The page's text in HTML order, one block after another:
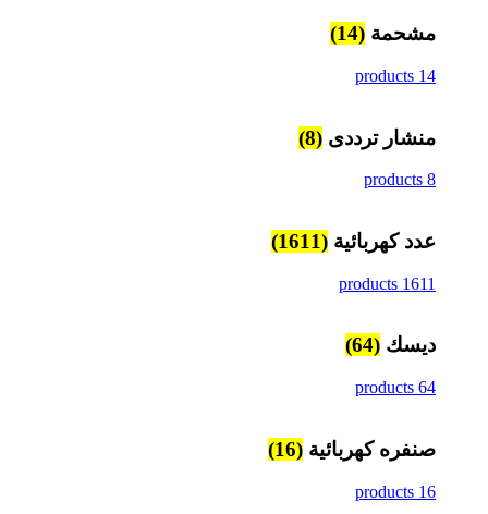
مشحمة (14)
14 products
منشار ترددى (8)
8 products
عدد كهربائية (1611)
1611 products
ديسك (64)
64 products
صنفره كهربائية (16)
16 products